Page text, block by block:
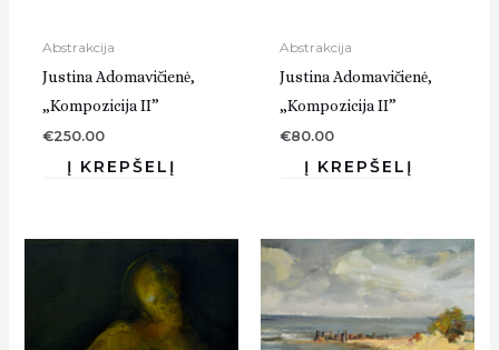
Abstrakcija
Justina Adomavičienė,
„Kompozicija II”
€250.00
Abstrakcija
Justina Adomavičienė,
„Kompozicija II”
€80.00